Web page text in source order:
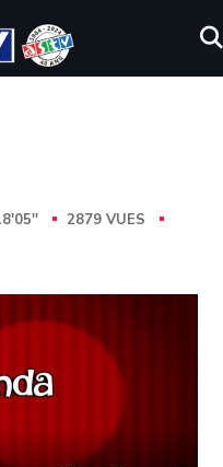
2879 VUES